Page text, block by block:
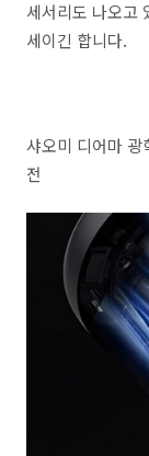
세서리도 나오고
세이긴 합니다.
샤오미 디어마
전